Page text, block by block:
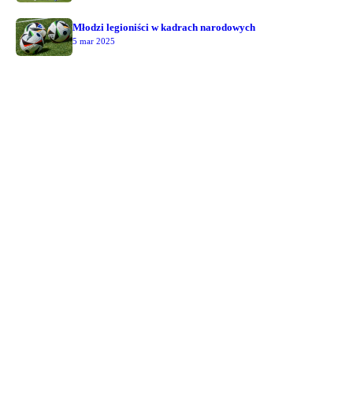
Młodzi legioniści w kadrach narodowych
5 mar 2025